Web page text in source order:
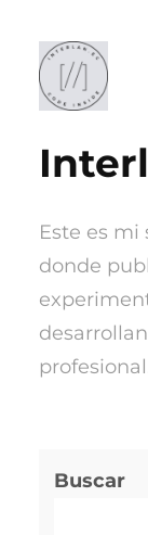
contenido
Este es mi
donde
Buscar